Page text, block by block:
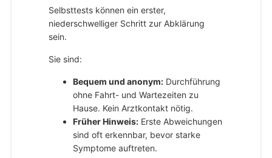
Selbsttests können ein erster,
niederschwelliger Schritt zur Abklärung
sein.
Sie sind:
Bequem und anonym: Durchführung
ohne Fahrt- und Wartezeiten zu
Hause. Kein Arztkontakt nötig.
Früher Hinweis: Erste Abweichungen
sind oft erkennbar, bevor starke
Symptome auftreten.